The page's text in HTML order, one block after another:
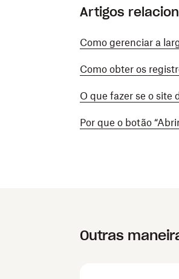
Artigos
Como gerenciar a
Como obter os
O que fazer se o
Por que o botão
Outras